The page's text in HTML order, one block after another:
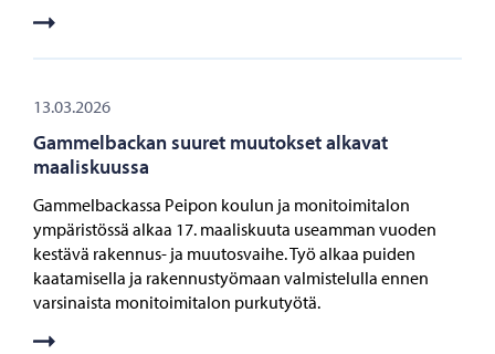
13.03.2026
Gammelbackan suuret muutokset alkavat
maaliskuussa
Gammelbackassa Peipon koulun ja monitoimitalon
ympäristössä alkaa 17. maaliskuuta useamman vuoden
kestävä rakennus- ja muutosvaihe. Työ alkaa puiden
kaatamisella ja rakennustyömaan valmistelulla ennen
varsinaista monitoimitalon purkutyötä.